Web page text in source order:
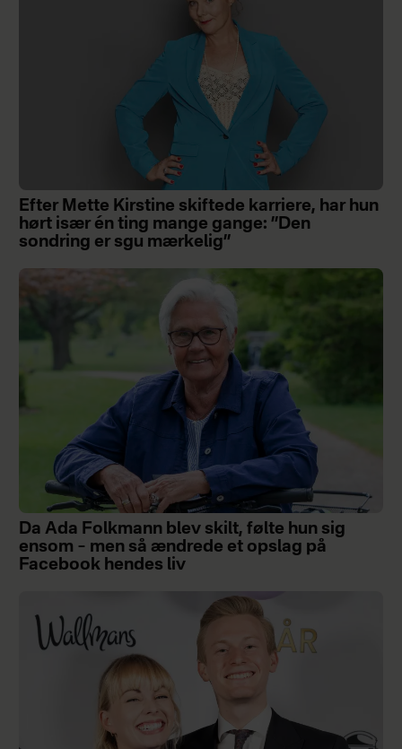
Efter Mette Kirstine skiftede karriere, har hun
hørt især én ting mange gange: ”Den
sondring er sgu mærkelig”
Da Ada Folkmann blev skilt, følte hun sig
ensom – men så ændrede et opslag på
Facebook hendes liv